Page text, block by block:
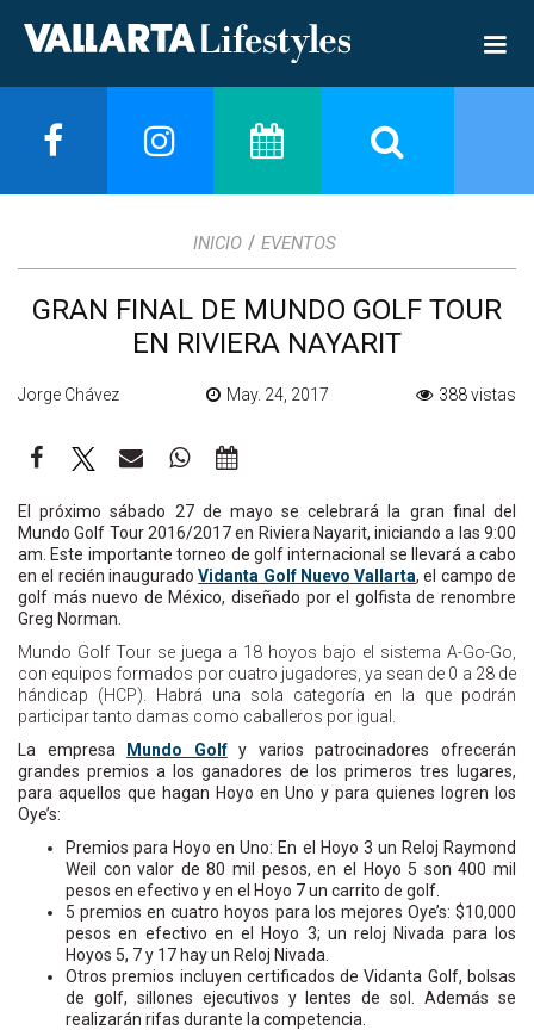
INICIO / EVENTOS
GRAN FINAL DE MUNDO GOLF TOUR
EN RIVIERA NAYARIT
Jorge Chávez May. 24, 2017 388 vistas
El próximo sábado 27 de mayo se celebrará la gran final del
Mundo Golf Tour 2016/2017 en Riviera Nayarit, iniciando a las 9:00
am. Este importante torneo de golf internacional se llevará a cabo
en el recién inauguradoVidanta Golf Nuevo Vallarta, el campo de
golf más nuevo de México, diseñado por el golfista de renombre
Greg Norman.
Mundo Golf Tour se juega a 18 hoyos bajo el sistema A-Go-Go,
con equipos formados por cuatro jugadores, ya sean de 0 a 28 de
hándicap (HCP). Habrá una sola categoría en la que podrán
participar tanto damas como caballeros por igual.
La empresa Mundo Golfy varios patrocinadores ofrecerán
grandes premios a los ganadores de los primeros tres lugares,
para aquellos que hagan Hoyo en Uno y para quienes logren los
Oye’s:
Premios para Hoyo en Uno: En el Hoyo 3 un Reloj Raymond
Weil con valor de 80 mil pesos, en el Hoyo 5 son 400 mil
pesos en efectivo y en el Hoyo 7 un carrito de golf.
5 premios en cuatro hoyos para los mejores Oye’s: $10,000
pesos en efectivo en el Hoyo 3; un reloj Nivada para los
Hoyos 5, 7 y 17 hay un Reloj Nivada.
Otros premios incluyen certificados de Vidanta Golf, bolsas
de golf, sillones ejecutivos y lentes de sol. Además se
realizarán rifas durante la competencia.